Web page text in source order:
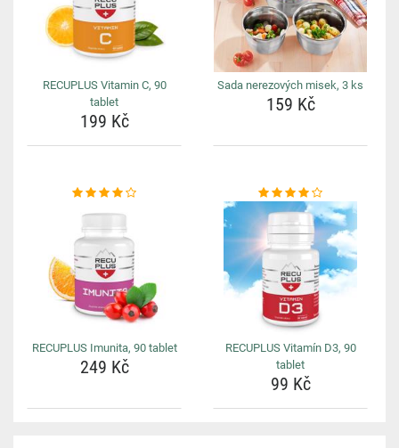
RECUPLUS Vitamin C, 90
tablet
199 Kč
Sada nerezových misek, 3 ks
159 Kč
RECUPLUS Imunita, 90 tablet
249 Kč
RECUPLUS Vitamín D3, 90
tablet
99 Kč